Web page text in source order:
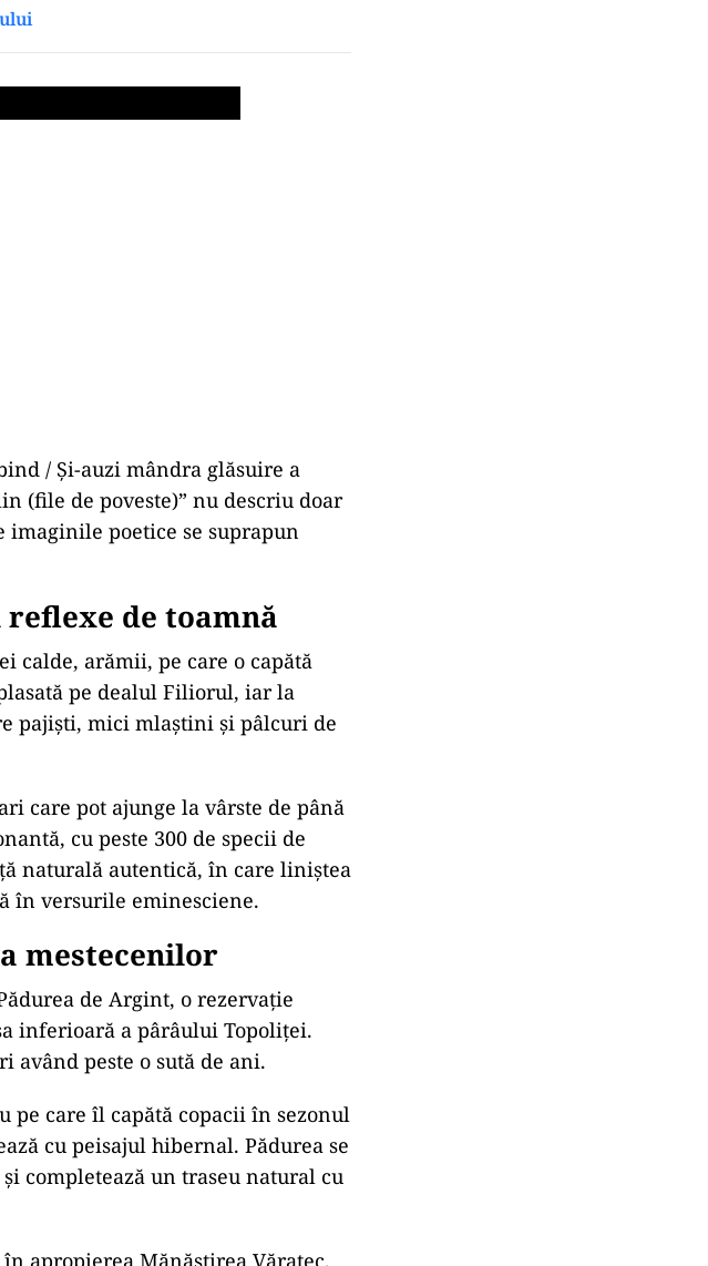
/ Și-auzi mândra glăsuire a
(file de poveste)” nu descriu doar
imaginile poetice se suprapun
de toamnă
calde, arămii, pe care o capătă
pe dealul Filiorul, iar la
pajiști, mici mlaștini și pâlcuri de
care pot ajunge la vârste de până
cu peste 300 de specii de
naturală autentică, în care liniștea
în versurile eminesciene.
mestecenilor
de Argint, o rezervație
inferioară a pârâului Topoliței.
având peste o sută de ani.
care îl capătă copacii în sezonul
cu peisajul hibernal. Pădurea se
completează un traseu natural cu
apropierea Mănăstirea Văratec,